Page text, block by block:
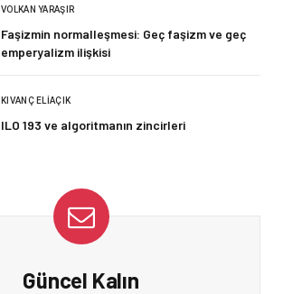
VOLKAN YARAŞIR
Faşizmin normalleşmesi: Geç faşizm ve geç
emperyalizm ilişkisi
KIVANÇ ELIAÇIK
ILO 193 ve algoritmanın zincirleri
Güncel Kalın